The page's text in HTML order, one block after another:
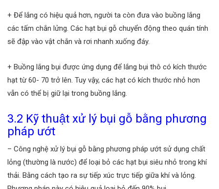
+ Để lắng có hiệu quả hơn, người ta còn đưa vào buồng lắng
các tấm chắn lửng. Các hạt bụi gỗ chuyển động theo quán tính
sẽ đập vào vật chắn và rơi nhanh xuống đáy.
+ Buồng lắng bụi được ứng dụng để lắng bụi thô có kích thước
hạt từ 60- 70 trở lên. Tuy vậy, các hạt có kích thước nhỏ hơn
vẫn có thể bị giữ lại trong buồng lắng.
3.2 Kỹ thuật xử lý bụi gỗ bằng phương
pháp ướt
– Công nghệ xử lý bụi gỗ bằng phương pháp ướt sử dụng chất
lỏng (thường là nước) để loại bỏ các hạt bụi siêu nhỏ trong khí
thải. Bằng cách tạo ra sự tiếp xúc trực tiếp giữa khí và lỏng.